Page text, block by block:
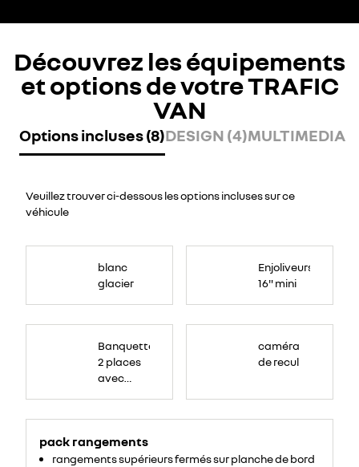
Découvrez les équipements
et options de votre TRAFIC
VAN
Options incluses (8)DESIGN (4)MULTIMEDIA
Veuillez trouver ci-dessous les options incluses sur ce
véhicule
blanc
glacier
Enjoliveurs
16" mini
rangement
ordinateur
écritoire,
Banquette
2 places
avec
tablette
écritoire
pack rangements
rangements supérieurs fermés sur planche de bord
caméra
de recul